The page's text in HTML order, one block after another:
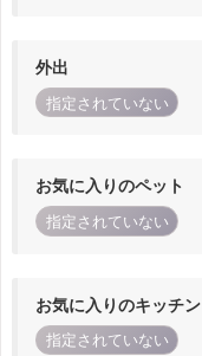
外出
指定されていない
お気に入りのペット
指定されていない
お気に入りのキッチン
指定されていない